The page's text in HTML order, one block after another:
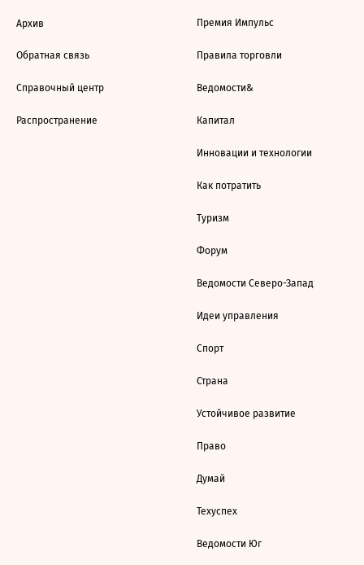
Архив
Обратная связь
Справочный центр
Распространение
Премия Импульс
Правила торговли
Ведомости&
Капитал
Инновации и технологии
Как потратить
Туризм
Форум
Ведомости Северо-Запад
Идеи управления
Спорт
Страна
Устойчивое развитие
Право
Думай
Техуспех
Ведомости Юг